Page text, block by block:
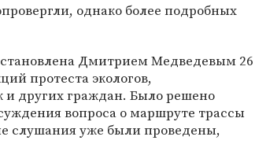
однако более подробных
Дмитрием Медведевым 26
протеста экологов,
других граждан. Было решено
вопроса о маршруте трассы
слушания уже были проведены,